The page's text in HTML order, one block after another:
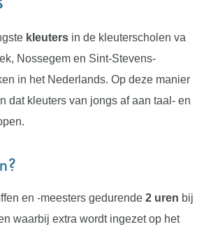
kleuters in de kleuterscholen va
Nossegem en Sint-Stevens-
in het Nederlands. Op deze manier
dat kleuters van jongs af aan taal- en
en -meesters gedurende 2 uren bij
waarbij extra wordt ingezet op het